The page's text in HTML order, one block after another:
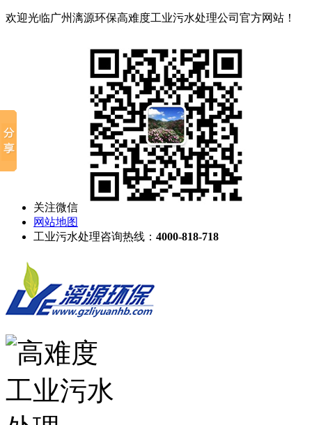
欢迎光临广州漓源环保高难度工业污水处理公司官方网站！
关注微信
网站地图
工业污水处理咨询热线： 4000-818-718